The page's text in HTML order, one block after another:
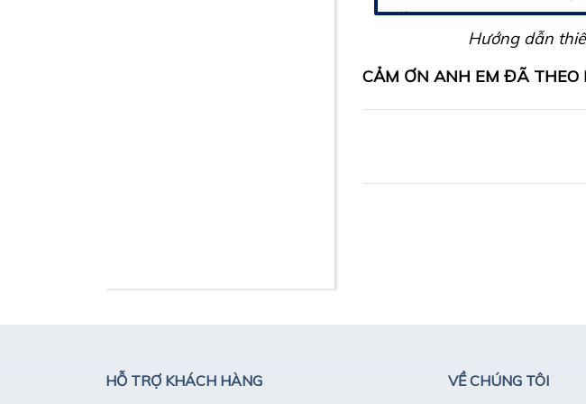
Hướng dẫn
CẢM ƠN ANH EM ĐÃ THEO
HỖ TRỢ KHÁCH HÀNG VỀ CHÚNG TÔI